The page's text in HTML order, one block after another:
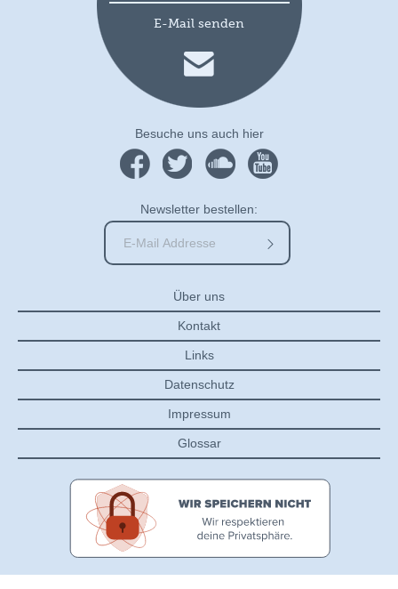
E-Mail senden
Besuche uns auch hier
Newsletter bestellen:
Über uns
Kontakt
Links
Datenschutz
Impressum
Glossar